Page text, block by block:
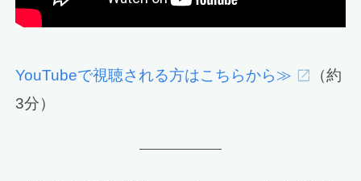
YouTubeで視聴される方はこちらから≫
（約
3分）